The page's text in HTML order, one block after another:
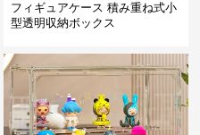
フィギュアケース 積み重ね式小
型透明収納ボックス